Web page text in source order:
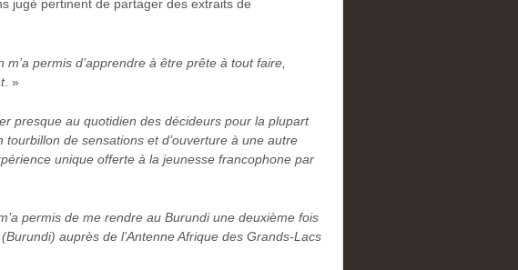
jugé pertinent de partager des extraits de
m’a permis d’apprendre à être prête à tout faire,
. »
presque au quotidien des décideurs pour la plupart
tourbillon de sensations et d’ouverture à une autre
unique offerte à la jeunesse francophone par
permis de me rendre au Burundi une deuxième fois
auprès de l’Antenne Afrique des Grands-Lacs